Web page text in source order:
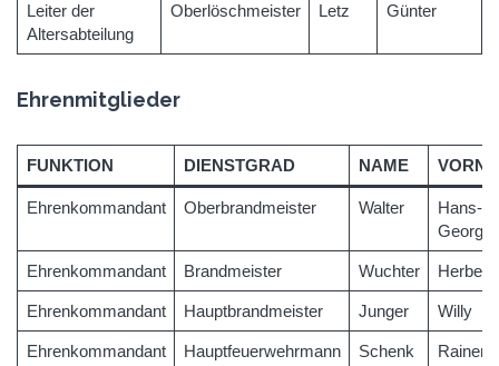
Leiter der
Altersabteilung
Oberlöschmeister Letz Günter
Ehrenmitglieder
FUNKTION DIENSTGRAD NAME
Ehrenkommandant Oberbrandmeister Walter
Hans-
Georg
Ehrenkommandant Brandmeister Wuchter Herbert
Ehrenkommandant Hauptbrandmeister Junger Willy
Ehrenkommandant Hauptfeuerwehrmann Schenk Rainer